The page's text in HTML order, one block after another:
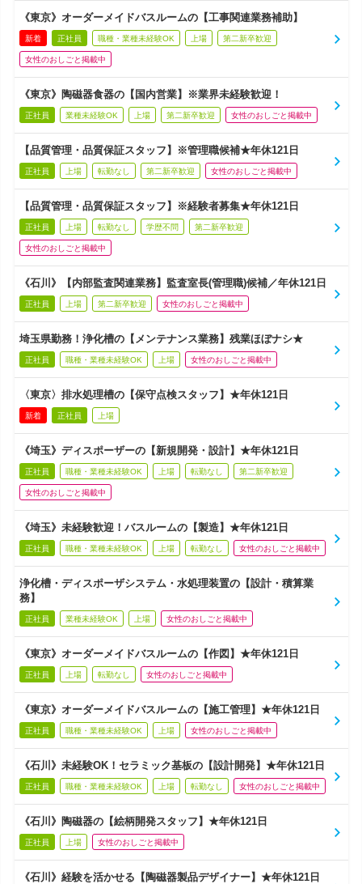
《東京》オーダーメイドバスルームの【工事関連業務補助】
新着 正社員 職種・業種未経験OK 上場 第二新卒歓迎
女性のおしごと掲載中
《東京》陶磁器食器の【国内営業】※業界未経験歓迎！
正社員 業種未経験OK 上場 第二新卒歓迎 女性のおしごと掲載中
【品質管理・品質保証スタッフ】※管理職候補★年休121日
正社員 上場 転勤なし 第二新卒歓迎 女性のおしごと掲載中
【品質管理・品質保証スタッフ】※経験者募集★年休121日
正社員 上場 転勤なし 学歴不問 第二新卒歓迎
女性のおしごと掲載中
《石川》【内部監査関連業務】監査室長(管理職)候補／年休121日
正社員 上場 第二新卒歓迎 女性のおしごと掲載中
埼玉県勤務！浄化槽の【メンテナンス業務】残業ほぼナシ★
正社員 職種・業種未経験OK 上場 女性のおしごと掲載中
〈東京〉排水処理槽の【保守点検スタッフ】★年休121日
新着 正社員 上場
《埼玉》ディスポーザーの【新規開発・設計】★年休121日
正社員 職種・業種未経験OK 上場 転勤なし 第二新卒歓迎
女性のおしごと掲載中
《埼玉》未経験歓迎！バスルームの【製造】★年休121日
正社員 職種・業種未経験OK 上場 転勤なし 女性のおしごと掲載中
浄化槽・ディスポーザシステム・水処理装置の【設計・積算業
務】
正社員 業種未経験OK 上場 女性のおしごと掲載中
《東京》オーダーメイドバスルームの【作図】★年休121日
正社員 上場 転勤なし 女性のおしごと掲載中
《東京》オーダーメイドバスルームの【施工管理】★年休121日
正社員 職種・業種未経験OK 上場 女性のおしごと掲載中
《石川》未経験OK！セラミック基板の【設計開発】★年休121日
正社員 職種・業種未経験OK 上場 転勤なし 女性のおしごと掲載中
《石川》陶磁器の【絵柄開発スタッフ】★年休121日
正社員 上場 女性のおしごと掲載中
《石川》経験を活かせる【陶磁器製品デザイナー】★年休121日